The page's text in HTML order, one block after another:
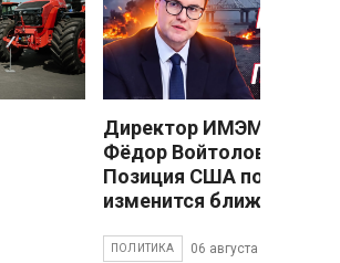
Директор ИМЭМО РАН
Фёдор Войтоловский:
Позиция США по
изменится ближе к зиме
ПОЛИТИКА 06 августа 2026